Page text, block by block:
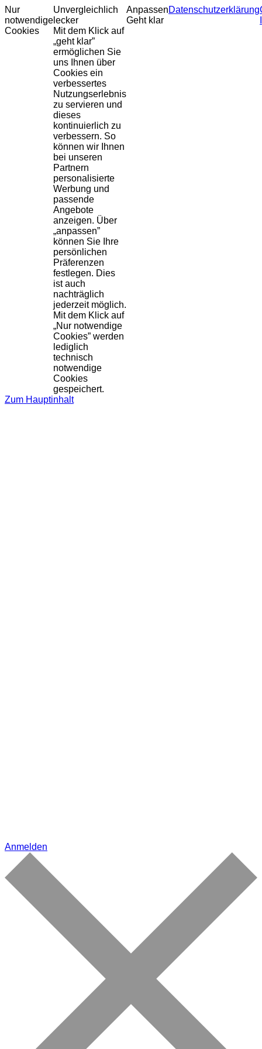
Nur
notwendige
Cookies
Unvergleichlich
lecker
Mit dem Klick auf
„geht klar”
ermöglichen Sie
uns Ihnen über
Cookies ein
verbessertes
Nutzungserlebnis
zu servieren und
dieses
kontinuierlich zu
verbessern. So
können wir Ihnen
bei unseren
Partnern
personalisierte
Werbung und
passende
Angebote
anzeigen. Über
„anpassen”
können Sie Ihre
persönlichen
Präferenzen
festlegen. Dies
ist auch
nachträglich
jederzeit möglich.
Mit dem Klick auf
„Nur notwendige
Cookies” werden
lediglich
technisch
notwendige
Cookies
gespeichert.
Anpassen
Geht klar
Datenschutzerklärung
Zum Hauptinhalt
Anmelden